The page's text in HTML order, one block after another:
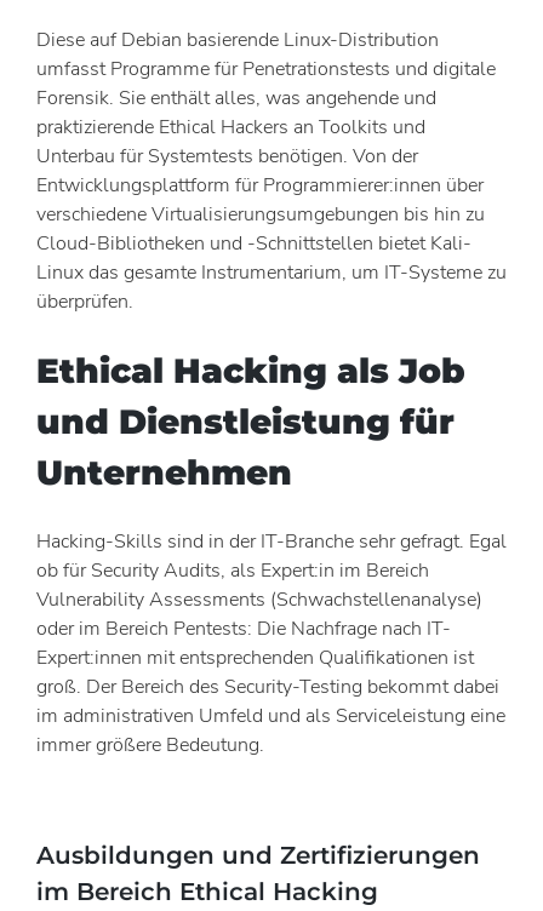
Diese auf Debian basierende Linux-Distribution
umfasst Programme für Penetrationstests und digitale
Forensik. Sie enthält alles, was angehende und
praktizierende Ethical Hackers an Toolkits und
Unterbau für Systemtests benötigen. Von der
Entwicklungsplattform für Programmierer:innen über
verschiedene Virtualisierungsumgebungen bis hin zu
Cloud-Bibliotheken und -Schnittstellen bietet Kali-
Linux das gesamte Instrumentarium, um IT-Systeme zu
überprüfen.
Ethical Hacking als Job
und Dienstleistung für
Unternehmen
Hacking-Skills sind in der IT-Branche sehr gefragt. Egal
ob für Security Audits, als Expert:in im Bereich
Vulnerability Assessments (Schwachstellenanalyse)
oder im Bereich Pentests: Die Nachfrage nach IT-
Expert:innen mit entsprechenden Qualifikationen ist
groß. Der Bereich des Security-Testing bekommt dabei
im administrativen Umfeld und als Serviceleistung eine
immer größere Bedeutung.
Ausbildungen und Zertifizierungen
im Bereich Ethical Hacking